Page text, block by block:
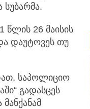
სუბარმა.
წლის 26 მაისის
დაუტოვეს თუ
საპოლიციო
გადასცეს